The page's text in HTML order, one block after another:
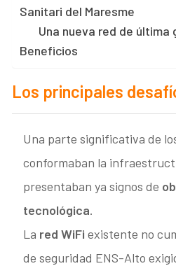
Sanitari del Maresme
Una nueva red de última
Beneficios
Los principales
Una parte significativa de
conformaban la
presentaban ya signos de
tecnológica.
La red WiFi existente no
de seguridad ENS-Alto